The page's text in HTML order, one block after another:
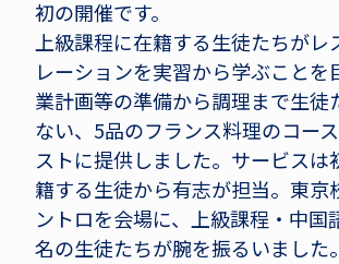
初の開催です。
上級課程に在籍する生徒たちがレ
レーションを実習から学ぶことを
業計画等の準備から調理まで生徒
ない、5品のフランス料理のコー
ストに提供しました。サービスは
籍する生徒から有志が担当。東京
ントロを会場に、上級課程・中国
名の生徒たちが腕を振るいました。